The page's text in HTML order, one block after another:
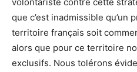
que c’est inadmissible qu’un
territoire français soit
alors que pour ce territoire
exclusifs. Nous tolérons